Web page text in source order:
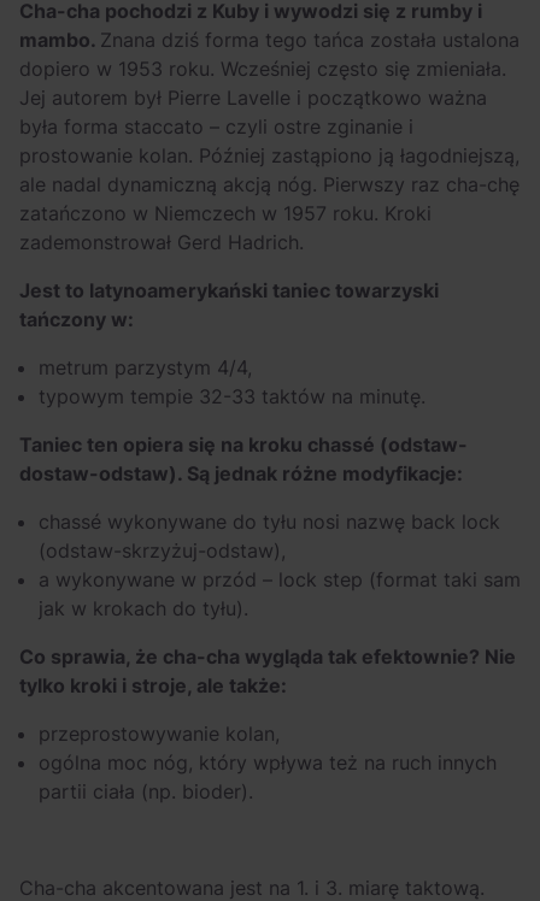
Cha-cha pochodzi z Kuby i wywodzi się z rumby i
mambo. Znana dziś forma tego tańca została ustalona
dopiero w 1953 roku. Wcześniej często się zmieniała.
Jej autorem był Pierre Lavelle i początkowo ważna
była forma staccato – czyli ostre zginanie i
prostowanie kolan. Później zastąpiono ją łagodniejszą,
ale nadal dynamiczną akcją nóg. Pierwszy raz cha-chę
zatańczono w Niemczech w 1957 roku. Kroki
zademonstrował Gerd Hadrich.
Jest to latynoamerykański taniec towarzyski
tańczony w:
metrum parzystym 4/4,
typowym tempie 32-33 taktów na minutę.
Taniec ten opiera się na kroku chassé (odstaw-
dostaw-odstaw). Są jednak różne modyfikacje:
chassé wykonywane do tyłu nosi nazwę back lock
(odstaw-skrzyżuj-odstaw),
a wykonywane w przód – lock step (format taki sam
jak w krokach do tyłu).
Co sprawia, że cha-cha wygląda tak efektownie? Nie
tylko kroki i stroje, ale także:
przeprostowywanie kolan,
ogólna moc nóg, który wpływa też na ruch innych
partii ciała (np. bioder).
Cha-cha akcentowana jest na 1. i 3. miarę taktową.